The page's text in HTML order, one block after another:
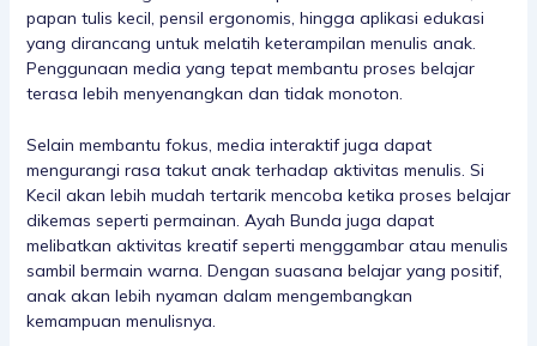
papan tulis kecil, pensil ergonomis, hingga aplikasi edukasi
yang dirancang untuk melatih keterampilan menulis anak.
Penggunaan media yang tepat membantu proses belajar
terasa lebih menyenangkan dan tidak monoton.
Selain membantu fokus, media interaktif juga dapat
mengurangi rasa takut anak terhadap aktivitas menulis. Si
Kecil akan lebih mudah tertarik mencoba ketika proses belajar
dikemas seperti permainan. Ayah Bunda juga dapat
melibatkan aktivitas kreatif seperti menggambar atau menulis
sambil bermain warna. Dengan suasana belajar yang positif,
anak akan lebih nyaman dalam mengembangkan
kemampuan menulisnya.